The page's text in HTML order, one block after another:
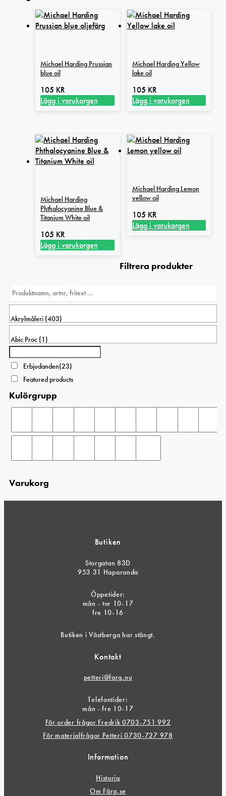
Michael Harding Prussian
blue oil
105 KR
Lägg i varukorgen
Michael Harding Yellow
lake oil
105 KR
Lägg i varukorgen
Michael Harding
Phthalocyanine Blue &
Titanium White oil
105 KR
Lägg i varukorgen
Michael Harding Lemon
yellow oil
105 KR
Lägg i varukorgen
Filtrera produkter
Erbjudanden(23)
Featured products
Kulörgrupp
Varukorg
Butiken
Storgatan 83D
953 31 Haparanda
Öppetider:
mån - tor 10-17
fre 10-16
Butiken i Västberga har stängt.
Kontakt
petteri@farg.nu
Telefontider:
mån - fre 10-17
För order frågor Fredrik 0703-751 992
För materialfrågor Petteri 0730-727 978
Information
Historia
Om Färg.se